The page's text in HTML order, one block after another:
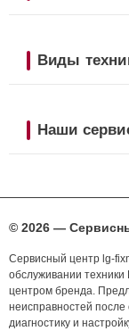
Виды
Наши
© 2026 —
Сервисный центр lg-
обслуживании
центром бренда.
неисправностей
диагностику и